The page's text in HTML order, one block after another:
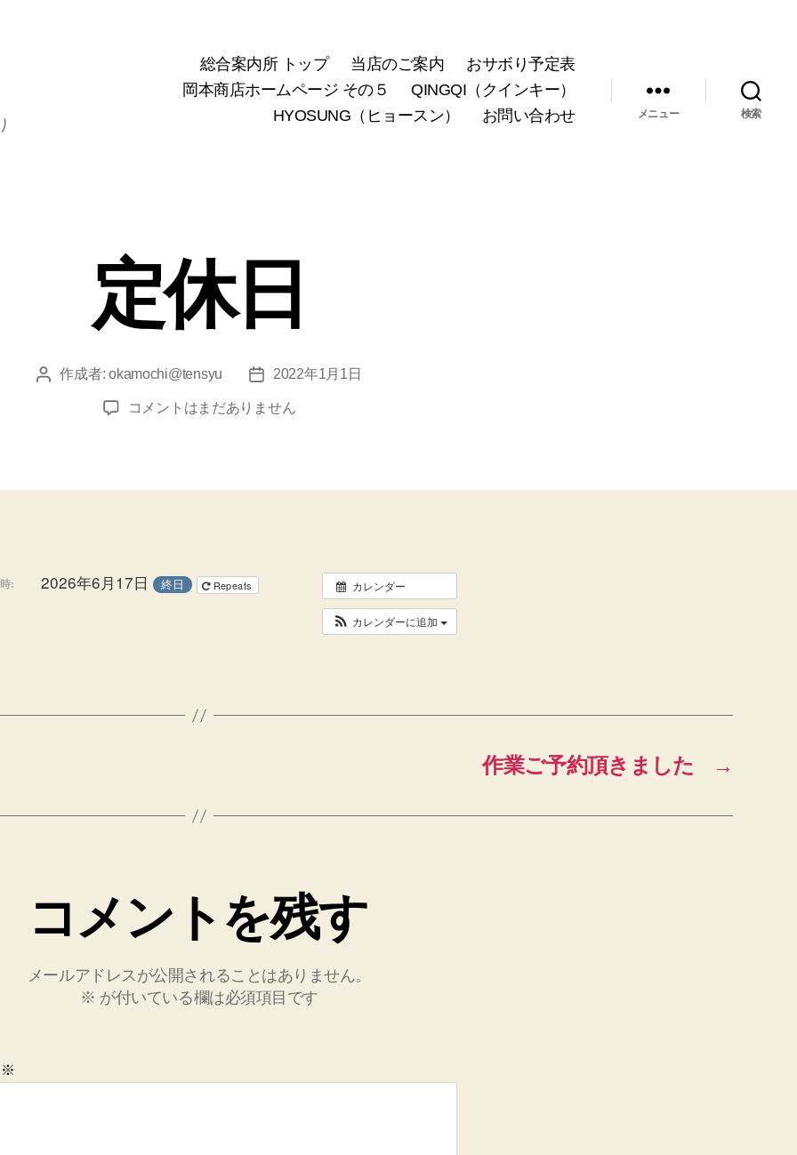
総合案内所 トップ 当店のご案内
おサボり予定表
岡本商店ホームページ その５
QINGQI（クインキー）
HYOSUNG（ヒョースン）
お問い合わせ メニュー 検索
定休日
投
作成者:okamochi@tensyu
投
日
2022年1月1日
定
の
コメントはまだありません
カレンダー
カレンダーに追加
: 2026年6月17日 終日 Repeats
→
作業ご予約頂きました
コメントを残す
メールアドレスが公開されることはありません。
※ が付いている欄は必須項目です
※